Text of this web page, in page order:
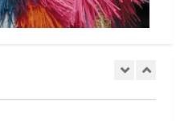
reforça retomada da